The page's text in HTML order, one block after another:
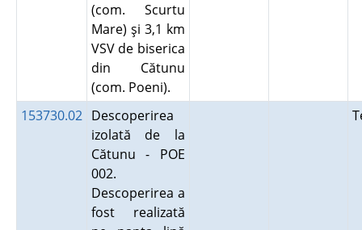
(com. Scurtu
Mare) şi 3,1 km
VSV de biserica
din Cătunu
(com. Poeni).
153730.02 Descoperirea
izolată de la
Cătunu - POE
002.
Descoperirea a
fost realizată